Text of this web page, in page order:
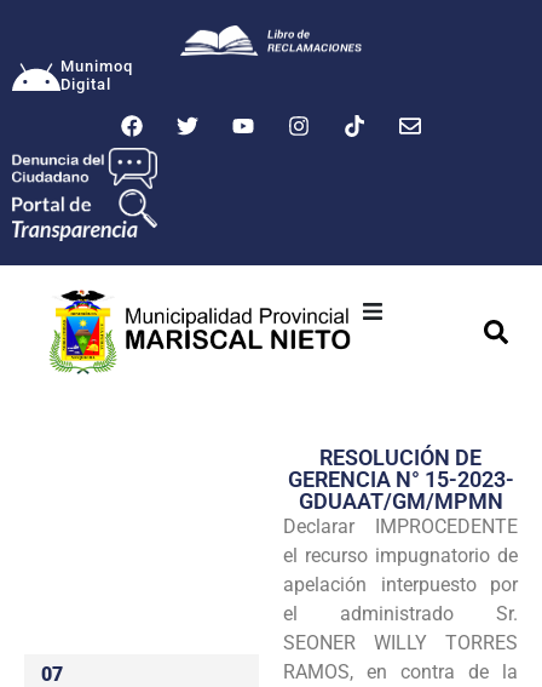
Munimoq
Digital
Transparencia
Seguridad
Programas
Intranet
07
RESOLUCIÓN DE
GERENCIA N° 15-2023-
GDUAAT/GM/MPMN
Declarar IMPROCEDENTE
el recurso impugnatorio de
apelación interpuesto por
el administrado Sr.
SEONER WILLY TORRES
RAMOS, en contra de la